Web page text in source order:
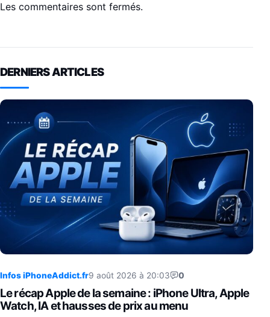
Les commentaires sont fermés.
DERNIERS ARTICLES
Infos iPhoneAddict.fr9 août 2026 à 20:03 0
Le récap Apple de la semaine : iPhone Ultra, Apple
Watch, IA et hausses de prix au menu